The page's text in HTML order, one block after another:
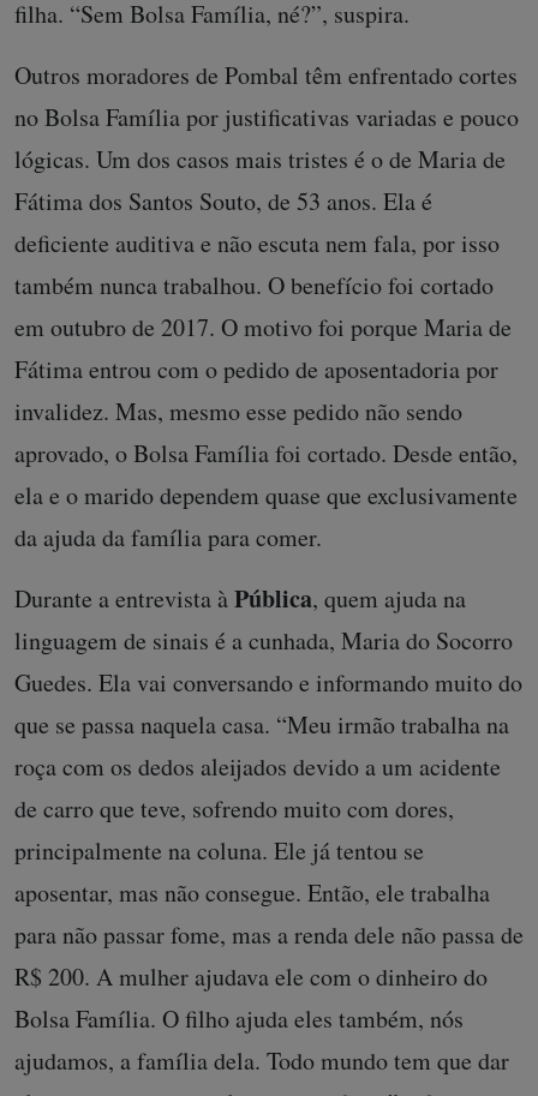
filha. “Sem Bolsa Família, né?”, suspira.
Outros moradores de Pombal têm enfrentado cortes
no Bolsa Família por justificativas variadas e pouco
lógicas. Um dos casos mais tristes é o de Maria de
Fátima dos Santos Souto, de 53 anos. Ela é
deficiente auditiva e não escuta nem fala, por isso
também nunca trabalhou. O benefício foi cortado
em outubro de 2017. O motivo foi porque Maria de
Fátima entrou com o pedido de aposentadoria por
invalidez. Mas, mesmo esse pedido não sendo
aprovado, o Bolsa Família foi cortado. Desde então,
ela e o marido dependem quase que exclusivamente
da ajuda da família para comer.
Durante a entrevista àPública, quem ajuda na
linguagem de sinais é a cunhada, Maria do Socorro
Guedes. Ela vai conversando e informando muito do
que se passa naquela casa. “Meu irmão trabalha na
roça com os dedos aleijados devido a um acidente
de carro que teve, sofrendo muito com dores,
principalmente na coluna. Ele já tentou se
aposentar, mas não consegue. Então, ele trabalha
para não passar fome, mas a renda dele não passa de
R$ 200. A mulher ajudava ele com o dinheiro do
Bolsa Família. O filho ajuda eles também, nós
ajudamos, a família dela. Todo mundo tem que dar